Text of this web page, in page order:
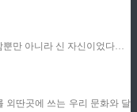
뿐만 아니라 신 자신이었다…
외딴곳에 쓰는 우리 문화와 달